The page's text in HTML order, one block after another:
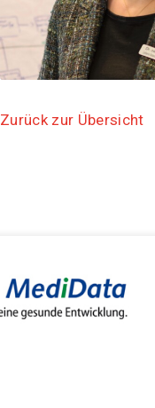
Zurück zur Übersicht